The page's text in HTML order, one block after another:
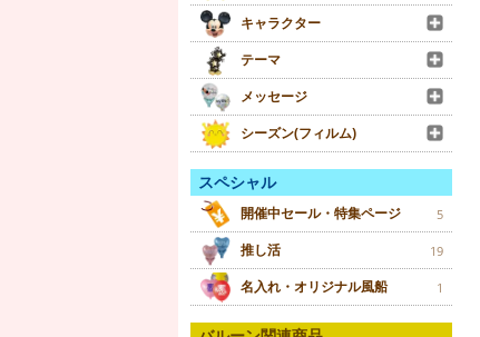
キャラクター
テーマ
メッセージ
シーズン(フィルム)
スペシャル
開催中セール・特集ページ 5
推し活 19
名入れ・オリジナル風船 1